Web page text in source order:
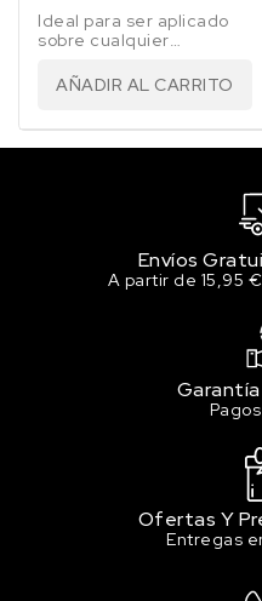
Ideal para ser aplicado
sobre cualquier
coche como la pintura,
plásticos, metales,
AÑADIR AL CARRITO
Envíos
A partir de 15,95
Ofertas Y
Entregas